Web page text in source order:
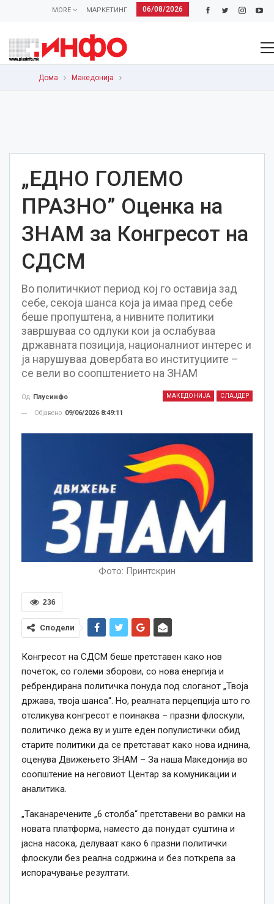
06/08/2026
МАРКЕТИНГ
MORE
Дома Македонија
„ЕДНО ГОЛЕМО
ПРАЗНО” Оценка на
ЗНАМ за Конгресот на
СДСМ
Во политичкиот период кој го оставија зад
себе, секоја шанса која ја имаа пред себе
беше пропуштена, а нивните политики
завршуваа со одлуки кои ја ослабуваа
државната позиција, националниот интерес и
ја нарушуваа довербата во институциите –
се вели во соопштението на ЗНАМ
МАКЕДОНИЈА СЛАЈДЕР
Од Плусинфо
Објавено 09/06/2026 8:49:11
Фото: Принтскрин
236
Сподели
Конгресот на СДСМ беше претставен како нов
почеток, со големи зборови, со нова енергија и
ребрендирана политичка понуда под слоганот „Твоја
држава, твоја шанса“. Но, реалната перцепција што го
отсликува конгресот е поинаква – празни флоскули,
политичко дежа ву и уште еден популистички обид
старите политики да се претстават како нова иднина,
оценува Движењето ЗНАМ – За наша Македонија во
соопштение на неговиот Центар за комуникации и
аналитика.
„Таканаречените „6 столба“ претставени во рамки на
новата платформа, наместо да понудат суштина и
јасна насока, делуваат како 6 празни политички
флоскули без реална содржина и без поткрепа за
испорачување резултати.